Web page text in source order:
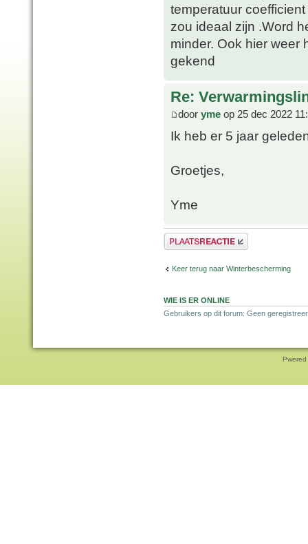
temperatuur
zou ideaal zijn .Word
minder. Ook hier weer
gekend
Re:
door yme op 25 dec 2022
Ik heb er 5 jaar
Groetjes,
Yme
Plaats een reactie
Keer terug naar Winterbescherming
WIE IS ER ONLINE
Gebruikers op dit forum: Geen